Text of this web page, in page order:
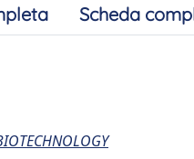
Scheda